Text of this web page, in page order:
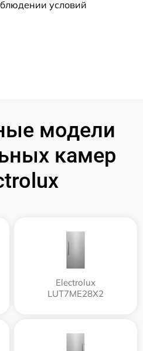
условий
модели
камер
Electrolux
LUT7ME28X2